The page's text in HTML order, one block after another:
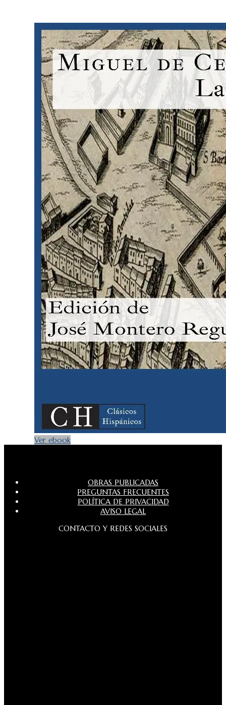
Ver ebook
OBRAS PUBLICADAS
PREGUNTAS FRECUENTES
POLÍTICA DE PRIVACIDAD
AVISO LEGAL
CONTACTO Y REDES SOCIALES